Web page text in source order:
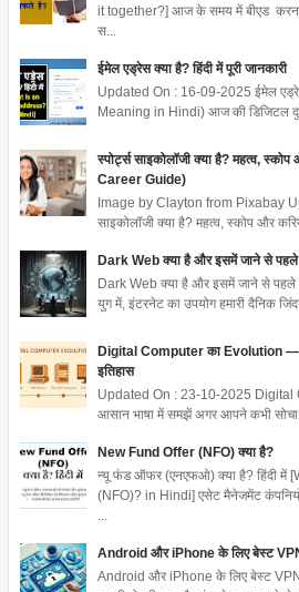
it together?] आज के समय में बीएड
स...
ईमेल एड्रेस क्या है? हिंदी में पूरी जानकारी
Updated On : 16-09-2025 ईमेल
Meaning in Hindi) आज की डिजिटल
स्पोर्ट्स साइकोलॉजी क्या है? महत्व,
Career Guide)
Image by Clayton from Pixabay
साइकोलॉजी क्या है? महत्व, स्कोप और
Dark Web क्या है और इसमें जाने से पहले
Dark Web क्या है और इसमें जाने से पहले
युग में, इंटरनेट का उपयोग हमारी दैनिक
Digital Computer का Evolution —
इतिहास
Updated On : 23-10-2025
आसान भाषा में समझें अगर आपने कभी
New Fund Offer (NFO) क्या है?
न्यू फंड ऑफर (एनएफओ) क्या है? हिंदी में
(NFO)? in Hindi] एसेट मैनेजमेंट कंपनियों
Android और iPhone के लिए बेस्ट
Android और iPhone के लिए बेस्ट